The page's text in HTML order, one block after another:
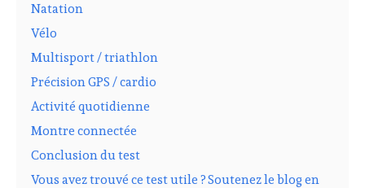
Natation
Vélo
Multisport / triathlon
Précision GPS / cardio
Activité quotidienne
Montre connectée
Conclusion du test
Vous avez trouvé ce test utile ? Soutenez le blog en